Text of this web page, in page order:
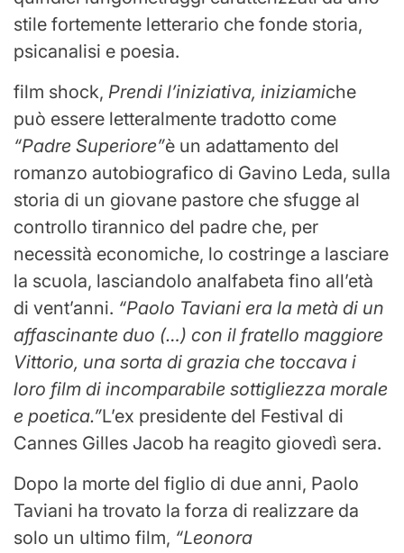
stile fortemente letterario che fonde storia,
psicanalisi e poesia.
film shock, Prendi l’iniziativa, iniziamiche
può essere letteralmente tradotto come
“Padre Superiore”è un adattamento del
romanzo autobiografico di Gavino Leda, sulla
storia di un giovane pastore che sfugge al
controllo tirannico del padre che, per
necessità economiche, lo costringe a lasciare
la scuola, lasciandolo analfabeta fino all’età
di vent’anni. “Paolo Taviani era la metà di un
affascinante duo (…) con il fratello maggiore
Vittorio, una sorta di grazia che toccava i
loro film di incomparabile sottigliezza morale
e poetica.”L’ex presidente del Festival di
Cannes Gilles Jacob ha reagito giovedì sera.
Dopo la morte del figlio di due anni, Paolo
Taviani ha trovato la forza di realizzare da
solo un ultimo film, “Leonora